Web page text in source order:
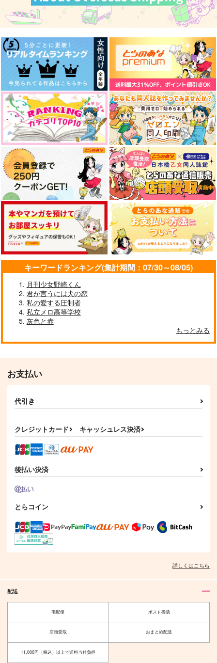
787円（税込）
サンプル
作品詳細
游文堂
614円（税込）
サンプル
作品詳細
EOSTRE
円（税込）
サンプル
作品詳細
ハピエンルートAorB
マグロ旅館
787円（税込）
アズール×リーチ兄弟
サンプル
作品詳細
みつ。
鈍行ビリア
472円（税込）
リーチ兄弟×アズール
サンプル
作品詳細
Mermaid Memory
はらへり。
6,287円（税込）
リーチ兄弟×アズール
サンプル
作品詳細
最高を、貴方に
お化け屋敷
アズール×リーチ兄弟
サンプル
作品詳細
495円（税込）
作品詳細 作品詳細
僕・オレたちのこと好
きってほんとう！？
はらへり。
リーチ兄弟×アズール
ひとつやねのした
リーチ兄弟×アズール
境界で嗤う
游文堂
専売 614円（税込）
その他
リーチ兄弟×アズール
サンプル
カート
get along 3
JAFA
専売 787 （税込）
その他
リーチ兄弟×アズール
サンプル
カート
Vaultarium
EOSTRE
専売 1,257円（税込）
その他
リーチ兄弟×アズール
サンプル
カート
ひとつやねのした
専売 787円（税込）
サンプル
カート
キーワードランキング(集計期間：07/30～08/05)
月刊少女野崎くん
君が言うには犬の恋
私の愛する圧制者
私立メロ高等学校
灰色と赤
もっとみる
お支払い
代引き
クレジットカード キャッシュレス決済
後払い決済
とらコイン
詳しくはこちら
配送
宅配便 ポスト投函
店頭受取 おまとめ配送
11,000円（税込）以上で送料当社負担